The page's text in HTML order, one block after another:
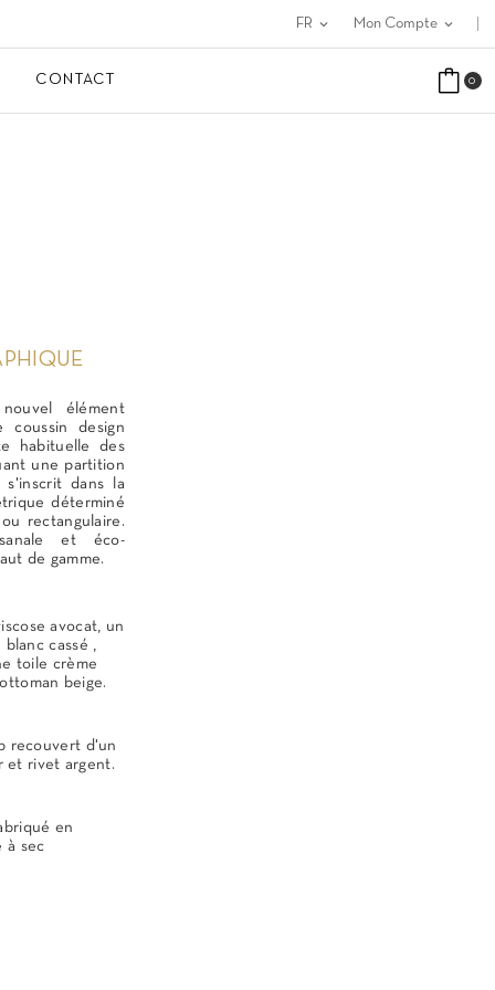
Mon Compte expand_more
FR expand_more
CONTACT 0
élément
coussin design
habituelle des
une partition
dans la
déterminé
rectangulaire.
et éco-
de gamme.
avocat, un
cassé ,
toile crème
beige.
recouvert d'un
et rivet argent.
en
à sec